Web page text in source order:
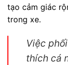
tạo cảm giác
trong xe.
Việc
thích cá